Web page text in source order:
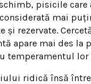
pisicile care
mai
rezervate.
apare mai des la
temperamentul
ridică însă